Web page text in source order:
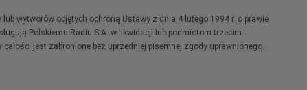
wytworów objętych ochroną Ustawy z dnia 4 lutego 1994 r. o prawie
Polskiemu Radiu S.A. w likwidacji lub podmiotom trzecim.
jest zabronione bez uprzedniej pisemnej zgody uprawnionego.